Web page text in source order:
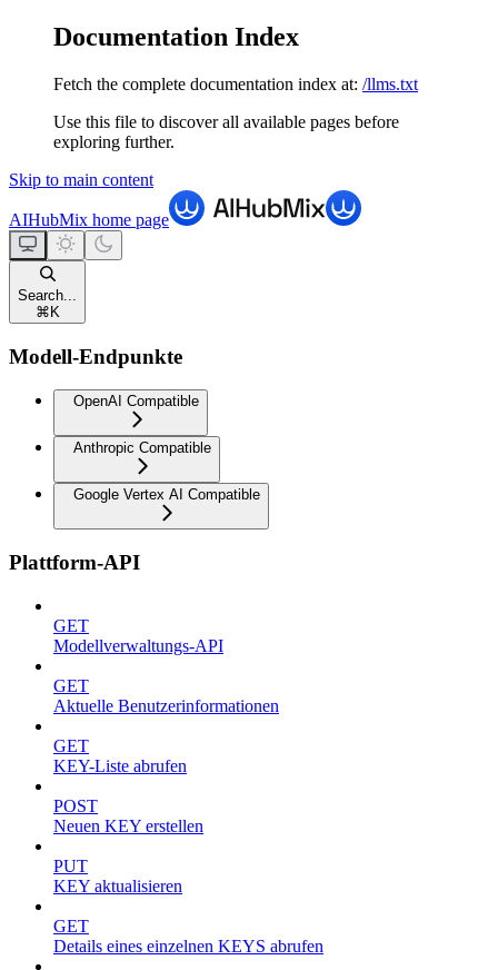
Documentation Index
Fetch the complete documentation index at: /llms.txt
Use this file to discover all available pages before
exploring further.
Skip to main content
AIHubMix home page
Search...
⌘ K
Modell-Endpunkte
OpenAI Compatible
Anthropic Compatible
Google Vertex AI Compatible
Plattform-API
GET
Modellverwaltungs-API
GET
Aktuelle Benutzerinformationen
GET
KEY-Liste abrufen
POST
Neuen KEY erstellen
PUT
KEY aktualisieren
GET
Details eines einzelnen KEYS abrufen